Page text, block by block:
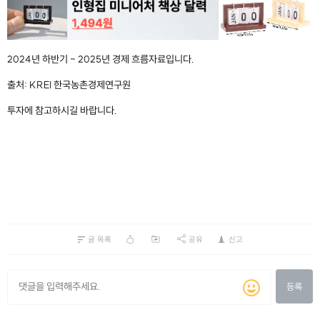
2024년 하반기 - 2025년 경제 흐름자료입니다.
출처: KREI 한국농촌경제연구원
투자에 참고하시길 바랍니다.
글 목록 공유 신고
등록